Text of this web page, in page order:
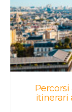
itinerari